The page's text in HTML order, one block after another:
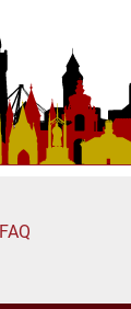
FAQ